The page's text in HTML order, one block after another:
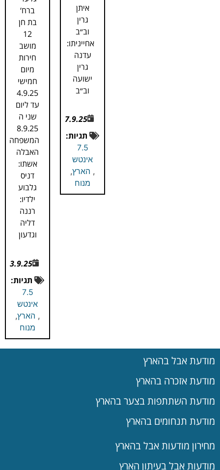
איתן
גרין
וב״ב
אחייניתו:
עדנה
גרין
ישועה
וב״ב
7.9.25
תגיות:
7.5
אינטש
, הארץ,
מנוח
ברח‘
בת חן
12
מושב
חירות
מיום
חמישי
4.9.25
עד ליום
שני ה
8.9.25
המשפחה
האבלה
אשתו:
דניס
גלבוע
ילדיו:
רננה
דליה
וגדעון
3.9.25
תגיות:
7.5
אינטש
, הארץ,
מנוח
מודעת אבל בהארץ
מודעת אזכרה בהארץ
מודעת השתתפות בצער בהארץ
מודעת תנחומים בהארץ
מחירון מודעות אבל בהארץ
מודעות אבל בעיתון הארץ